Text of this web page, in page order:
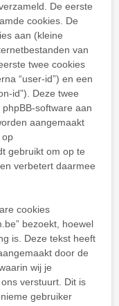
De eerste
cookies. De
aan (kleine
van
twee cookies
“user-id”) en een
id”). Deze twee
software aan
aangemaakt
op
gebruikt om op te
verbetert daarmee
cookies
bezoekt, hoewel
is. Deze tekst heeft
door de
wij je
verstuurt. Dit is
gebruiker